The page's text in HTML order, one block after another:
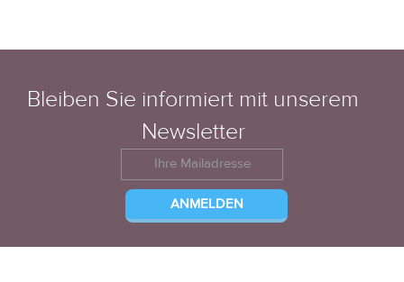
Bleiben Sie informiert mit unserem
Newsletter